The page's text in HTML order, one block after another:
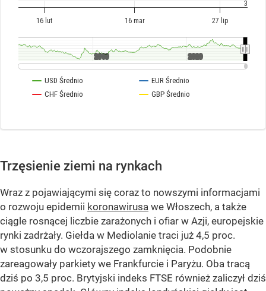
Trzęsienie ziemi na rynkach
Wraz z pojawiającymi się coraz to nowszymi informacjami
o rozwoju epidemii koronawirusa we Włoszech, a także
ciągle rosnącej liczbie zarażonych i ofiar w Azji, europejskie
rynki zadrżały. Giełda w Mediolanie traci już 4,5 proc.
w stosunku do wczorajszego zamknięcia. Podobnie
zareagowały parkiety we Frankfurcie i Paryżu. Oba tracą
dziś po 3,5 proc. Brytyjski indeks FTSE również zaliczył dziś